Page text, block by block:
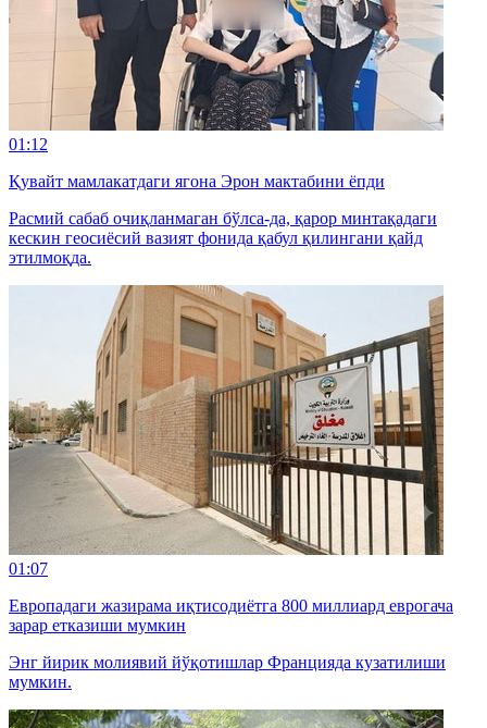
01:12
Қувайт мамлакатдаги ягона Эрон мактабини ёпди
Расмий сабаб очиқланмаган бўлса-да, қарор минтақадаги
кескин геосиёсий вазият фонида қабул қилингани қайд
этилмоқда.
01:07
Европадаги жазирама иқтисодиётга 800 миллиард еврогача
зарар етказиши мумкин
Энг йирик молиявий йўқотишлар Францияда кузатилиши
мумкин.